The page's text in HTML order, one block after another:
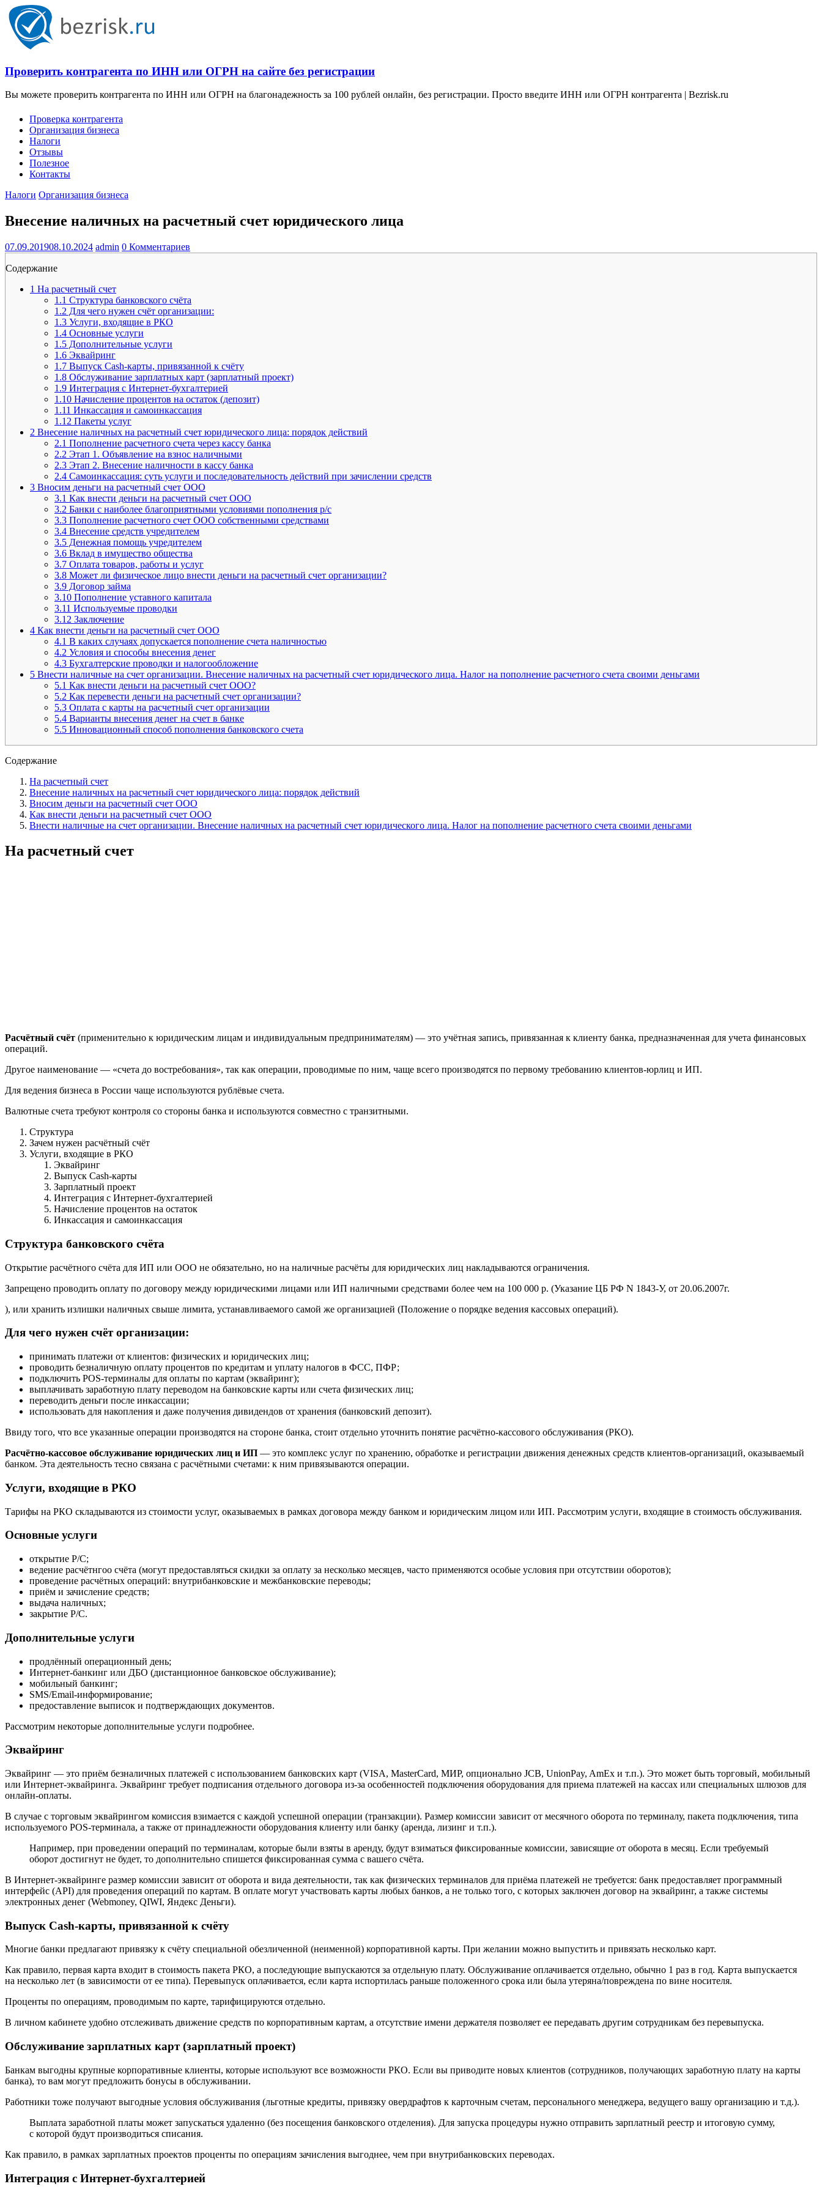
Проверить контрагента по ИНН или ОГРН на сайте без регистрации
Вы можете проверить контрагента по ИНН или ОГРН на благонадежность за 100 рублей онлайн, без регистрации. Просто введите ИНН или ОГРН контрагента | Bezrisk.ru
Проверка контрагента
Организация бизнеса
Налоги
Отзывы
Полезное
Контакты
Налоги Организация бизнеса
Внесение наличных на расчетный счет юридического лица
07.09.201908.10.2024 admin 0 Комментариев
Содержание
1 На расчетный счет
1.1 Структура банковского счёта
1.2 Для чего нужен счёт организации:
1.3 Услуги, входящие в РКО
1.4 Основные услуги
1.5 Дополнительные услуги
1.6 Эквайринг
1.7 Выпуск Cash-карты, привязанной к счёту
1.8 Обслуживание зарплатных карт (зарплатный проект)
1.9 Интеграция с Интернет-бухгалтерией
1.10 Начисление процентов на остаток (депозит)
1.11 Инкассация и самоинкассация
1.12 Пакеты услуг
2 Внесение наличных на расчетный счет юридического лица: порядок действий
2.1 Пополнение расчетного счета через кассу банка
2.2 Этап 1. Объявление на взнос наличными
2.3 Этап 2. Внесение наличности в кассу банка
2.4 Самоинкассация: суть услуги и последовательность действий при зачислении средств
3 Вносим деньги на расчетный счет ООО
3.1 Как внести деньги на расчетный счет ООО
3.2 Банки с наиболее благоприятными условиями пополнения р/с
3.3 Пополнение расчетного счет ООО собственными средствами
3.4 Внесение средств учредителем
3.5 Денежная помощь учредителем
3.6 Вклад в имущество общества
3.7 Оплата товаров, работы и услуг
3.8 Может ли физическое лицо внести деньги на расчетный счет организации?
3.9 Договор займа
3.10 Пополнение уставного капитала
3.11 Используемые проводки
3.12 Заключение
4 Как внести деньги на расчетный счет ООО
4.1 В каких случаях допускается пополнение счета наличностью
4.2 Условия и способы внесения денег
4.3 Бухгалтерские проводки и налогообложение
5 Внести наличные на счет организации. Внесение наличных на расчетный счет юридического лица. Налог на пополнение расчетного счета своими деньгами
5.1 Как внести деньги на расчетный счет ООО?
5.2 Как перевести деньги на расчетный счет организации?
5.3 Оплата с карты на расчетный счет организации
5.4 Варианты внесения денег на счет в банке
5.5 Инновационный способ пополнения банковского счета
Содержание
На расчетный счет
Внесение наличных на расчетный счет юридического лица: порядок действий
Вносим деньги на расчетный счет ООО
Как внести деньги на расчетный счет ООО
Внести наличные на счет организации. Внесение наличных на расчетный счет юридического лица. Налог на пополнение расчетного счета своими деньгами
На расчетный счет
Расчётный счёт (применительно к юридическим лицам и индивидуальным предпринимателям) — это учётная запись, привязанная к клиенту банка, предназначенная для учета финансовых
операций.
Другое наименование — «счета до востребования», так как операции, проводимые по ним, чаще всего производятся по первому требованию клиентов-юрлиц и ИП.
Для ведения бизнеса в России чаще используются рублёвые счета.
Валютные счета требуют контроля со стороны банка и используются совместно с транзитными.
Структура
Зачем нужен расчётный счёт
Услуги, входящие в РКО
Эквайринг
Выпуск Cash-карты
Зарплатный проект
Интеграция с Интернет-бухгалтерией
Начисление процентов на остаток
Инкассация и самоинкассация
Структура банковского счёта
Открытие расчётного счёта для ИП или ООО не обязательно, но на наличные расчёты для юридических лиц накладываются ограничения.
Запрещено проводить оплату по договору между юридическими лицами или ИП наличными средствами более чем на 100 000 р. (Указание ЦБ РФ N 1843-У, от 20.06.2007г.
), или хранить излишки наличных свыше лимита, устанавливаемого самой же организацией (Положение о порядке ведения кассовых операций).
Для чего нужен счёт организации:
принимать платежи от клиентов: физических и юридических лиц;
проводить безналичную оплату процентов по кредитам и уплату налогов в ФСС, ПФР;
подключить POS-терминалы для оплаты по картам (эквайринг);
выплачивать заработную плату переводом на банковские карты или счета физических лиц;
переводить деньги после инкассации;
использовать для накопления и даже получения дивидендов от хранения (банковский депозит).
Ввиду того, что все указанные операции производятся на стороне банка, стоит отдельно уточнить понятие расчётно-кассового обслуживания (РКО).
Расчётно-кассовое обслуживание юридических лиц и ИП — это комплекс услуг по хранению, обработке и регистрации движения денежных средств клиентов-организаций, оказываемый
банком. Эта деятельность тесно связана с расчётными счетами: к ним привязываются операции.
Услуги, входящие в РКО
Тарифы на РКО складываются из стоимости услуг, оказываемых в рамках договора между банком и юридическим лицом или ИП. Рассмотрим услуги, входящие в стоимость обслуживания.
Основные услуги
открытие Р/С;
ведение расчётнгоо счёта (могут предоставляться скидки за оплату за несколько месяцев, часто применяются особые условия при отсутствии оборотов);
проведение расчётных операций: внутрибанковские и межбанковские переводы;
приём и зачисление средств;
выдача наличных;
закрытие Р/С.
Дополнительные услуги
продлённый операционный день;
Интернет-банкинг или ДБО (дистанционное банковское обслуживание);
мобильный банкинг;
SMS/Email-информирование;
предоставление выписок и подтверждающих документов.
Рассмотрим некоторые дополнительные услуги подробнее.
Эквайринг
Эквайринг — это приём безналичных платежей с использованием банковских карт (VISA, MasterCard, МИР, опционально JCB, UnionPay, AmEx и т.п.). Это может быть торговый, мобильный
или Интернет-эквайринга. Эквайринг требует подписания отдельного договора из-за особенностей подключения оборудования для приема платежей на кассах или специальных шлюзов для
онлайн-оплаты.
В случае с торговым эквайрингом комиссия взимается с каждой успешной операции (транзакции). Размер комиссии зависит от месячного оборота по терминалу, пакета подключения, типа
используемого POS-терминала, а также от принадлежности оборудования клиенту или банку (аренда, лизинг и т.п.).
Например, при проведении операций по терминалам, которые были взяты в аренду, будут взиматься фиксированные комиссии, зависящие от оборота в месяц. Если требуемый
оборот достигнут не будет, то дополнительно спишется фиксированная сумма с вашего счёта.
В Интернет-эквайринге размер комиссии зависит от оборота и вида деятельности, так как физических терминалов для приёма платежей не требуется: банк предоставляет программный
интерфейс (API) для проведения операций по картам. В оплате могут участвовать карты любых банков, а не только того, с которых заключен договор на эквайринг, а также системы
электронных денег (Webmoney, QIWI, Яндекс Деньги).
Выпуск Cash-карты, привязанной к счёту
Многие банки предлагают привязку к счёту специальной обезличенной (неименной) корпоративной карты. При желании можно выпустить и привязать несколько карт.
Как правило, первая карта входит в стоимость пакета РКО, а последующие выпускаются за отдельную плату. Обслуживание оплачивается отдельно, обычно 1 раз в год. Карта выпускается
на несколько лет (в зависимости от ее типа). Перевыпуск оплачивается, если карта испортилась раньше положенного срока или была утеряна/повреждена по вине носителя.
Проценты по операциям, проводимым по карте, тарифицируются отдельно.
В личном кабинете удобно отслеживать движение средств по корпоративным картам, а отсутствие имени держателя позволяет ее передавать другим сотрудникам без перевыпуска.
Обслуживание зарплатных карт (зарплатный проект)
Банкам выгодны крупные корпоративные клиенты, которые используют все возможности РКО. Если вы приводите новых клиентов (сотрудников, получающих заработную плату на карты
банка), то вам могут предложить бонусы в обслуживании.
Работники тоже получают выгодные условия обслуживания (льготные кредиты, привязку овердрафтов к карточным счетам, персонального менеджера, ведущего вашу организацию и т.д.).
Выплата заработной платы может запускаться удаленно (без посещения банковского отделения). Для запуска процедуры нужно отправить зарплатный реестр и итоговую сумму,
с которой будут производиться списания.
Как правило, в рамках зарплатных проектов проценты по операциям зачисления выгоднее, чем при внутрибанковских переводах.
Интеграция с Интернет-бухгалтерией